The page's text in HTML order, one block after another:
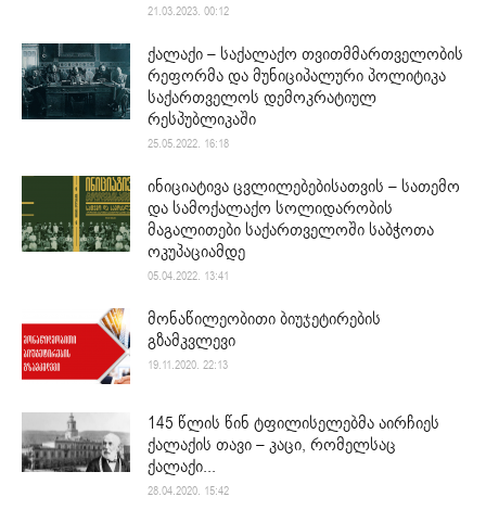
21.03.2023. 00:12
ქალაქი – საქალაქო თვითმმართველობის
რეფორმა და მუნიციპალური პოლიტიკა
საქართველოს დემოკრატიულ
რესპუბლიკაში
25.05.2022. 16:18
ინიციატივა ცვლილებებისათვის – სათემო
და სამოქალაქო სოლიდარობის
მაგალითები საქართველოში საბჭოთა
ოკუპაციამდე
05.04.2022. 13:41
მონაწილეობითი ბიუჯეტირების
გზამკვლევი
19.11.2020. 22:13
145 წლის წინ ტფილისელებმა აირჩიეს
ქალაქის თავი – კაცი, რომელსაც
ქალაქი...
28.04.2020. 15:42